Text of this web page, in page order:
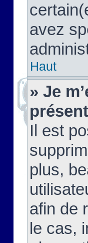
avez
Haut
» Je
Il est
plus,
afin de
le cas,